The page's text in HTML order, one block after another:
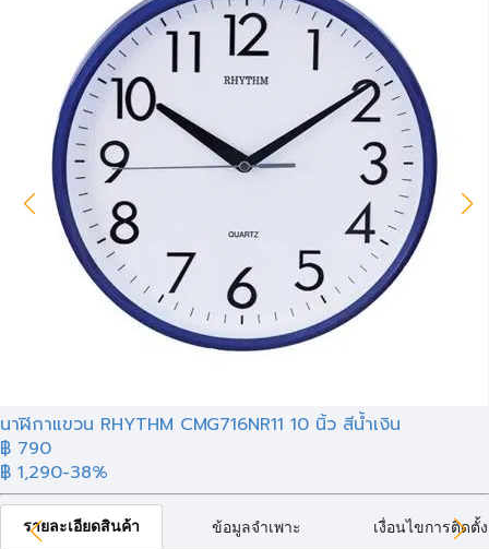
นาฬิกาแขวน RHYTHM CMG716NR11 10 นิ้ว สีน้ำเงิน
฿ 790
฿ 1,290-38%
รายละเอียดสินค้า ข้อมูลจำเพาะ เงื่อนไขการติดตั้ง